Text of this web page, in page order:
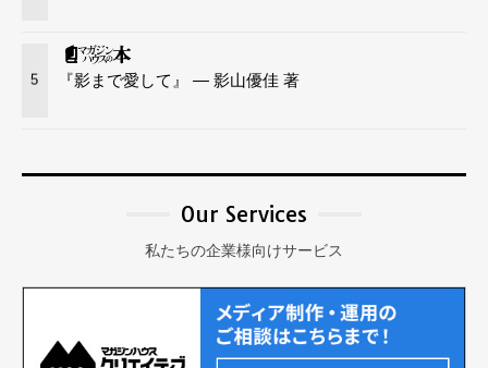
5 『影まで愛して』 — 影山優佳 著
Our Services
私たちの企業様向けサービス